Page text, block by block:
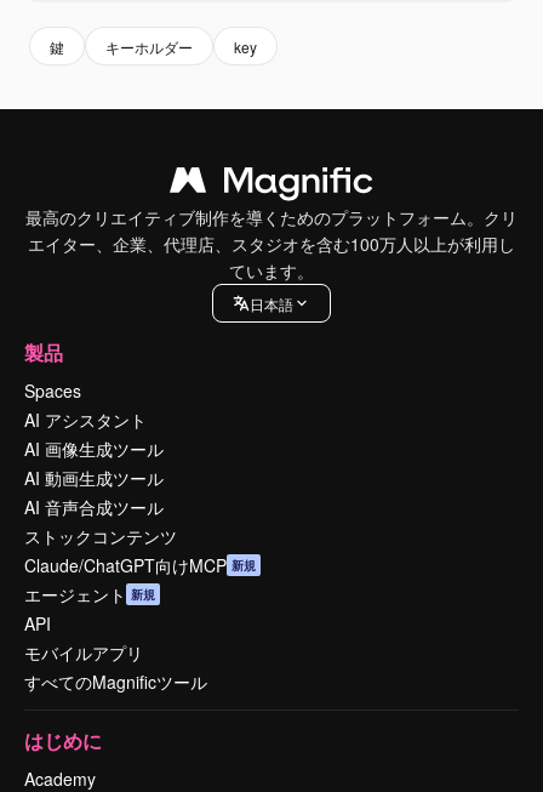
鍵 キーホルダー key
最高のクリエイティブ制作を導くためのプラットフォーム。クリ
エイター、企業、代理店、スタジオを含む100万人以上が利用し
ています。
日本語
製品
Spaces
AI アシスタント
AI 画像生成ツール
AI 動画生成ツール
AI 音声合成ツール
ストックコンテンツ
Claude/ChatGPT向けMCP 新規
エージェント 新規
API
モバイルアプリ
すべてのMagnificツール
はじめに
Academy